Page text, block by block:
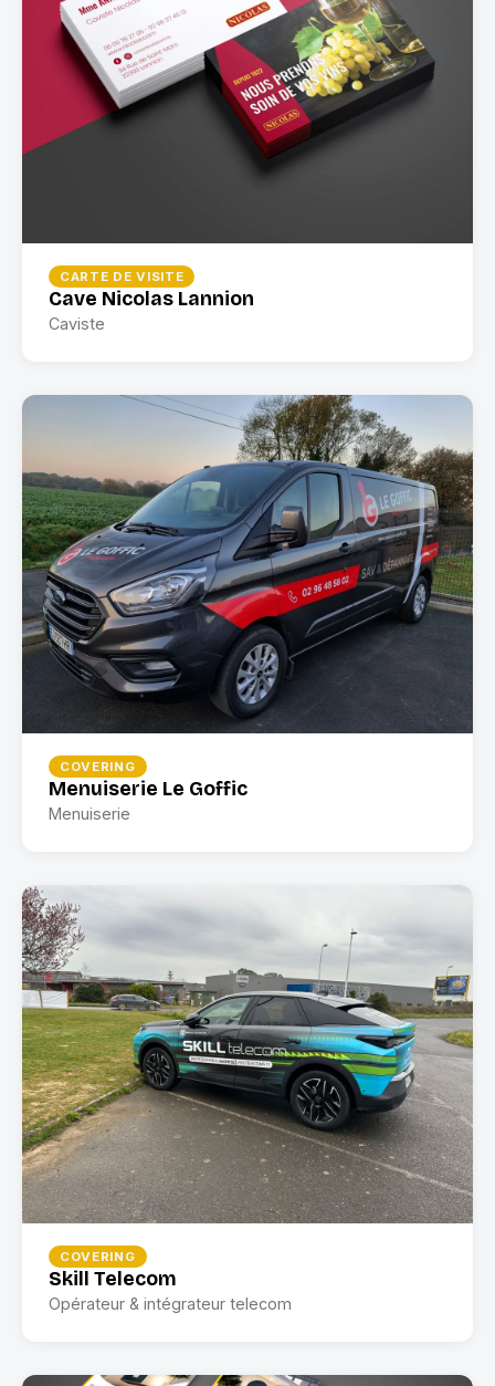
CARTE DE VISITE
Cave Nicolas Lannion
Caviste
COVERING
Menuiserie Le Goffic
Menuiserie
COVERING
Skill Telecom
Opérateur & intégrateur telecom